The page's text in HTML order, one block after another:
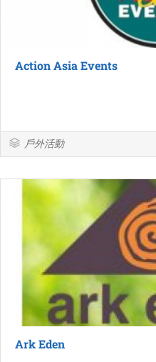
Action Asia Events
戶外活動
Ark Eden